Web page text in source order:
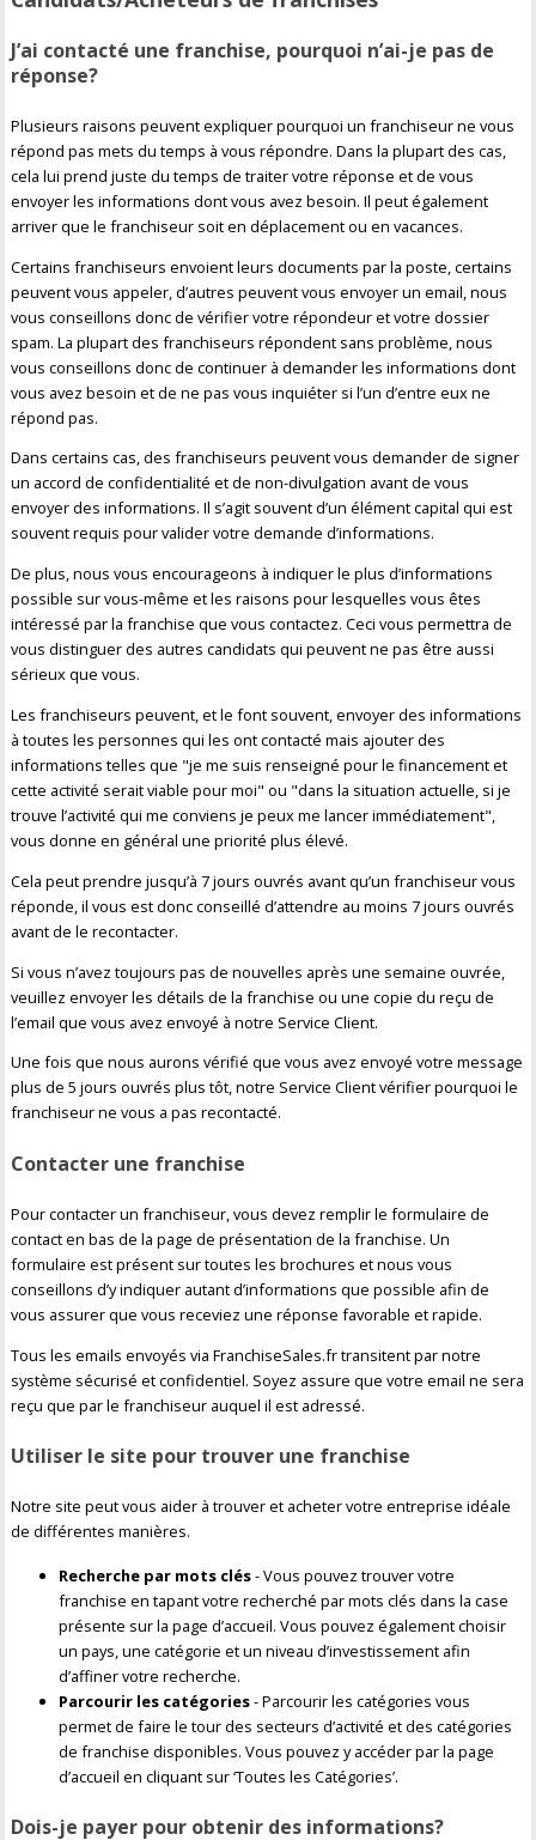
J’ai contacté une franchise, pourquoi n’ai-je pas de
réponse?
Plusieurs raisons peuvent expliquer pourquoi un franchiseur ne vous
répond pas mets du temps à vous répondre. Dans la plupart des cas,
cela lui prend juste du temps de traiter votre réponse et de vous
envoyer les informations dont vous avez besoin. Il peut également
arriver que le franchiseur soit en déplacement ou en vacances.
Certains franchiseurs envoient leurs documents par la poste, certains
peuvent vous appeler, d’autres peuvent vous envoyer un email, nous
vous conseillons donc de vérifier votre répondeur et votre dossier
spam. La plupart des franchiseurs répondent sans problème, nous
vous conseillons donc de continuer à demander les informations dont
vous avez besoin et de ne pas vous inquiéter si l’un d’entre eux ne
répond pas.
Dans certains cas, des franchiseurs peuvent vous demander de signer
un accord de confidentialité et de non-divulgation avant de vous
envoyer des informations. Il s’agit souvent d’un élément capital qui est
souvent requis pour valider votre demande d’informations.
De plus, nous vous encourageons à indiquer le plus d’informations
possible sur vous-même et les raisons pour lesquelles vous êtes
intéressé par la franchise que vous contactez. Ceci vous permettra de
vous distinguer des autres candidats qui peuvent ne pas être aussi
sérieux que vous.
Les franchiseurs peuvent, et le font souvent, envoyer des informations
à toutes les personnes qui les ont contacté mais ajouter des
informations telles que "je me suis renseigné pour le financement et
cette activité serait viable pour moi" ou "dans la situation actuelle, si je
trouve l’activité qui me conviens je peux me lancer immédiatement",
vous donne en général une priorité plus élevé.
Cela peut prendre jusqu’à 7 jours ouvrés avant qu’un franchiseur vous
réponde, il vous est donc conseillé d’attendre au moins 7 jours ouvrés
avant de le recontacter.
Si vous n’avez toujours pas de nouvelles après une semaine ouvrée,
veuillez envoyer les détails de la franchise ou une copie du reçu de
l’email que vous avez envoyé à notre Service Client.
Une fois que nous aurons vérifié que vous avez envoyé votre message
plus de 5 jours ouvrés plus tôt, notre Service Client vérifier pourquoi le
franchiseur ne vous a pas recontacté.
Contacter une franchise
Pour contacter un franchiseur, vous devez remplir le formulaire de
contact en bas de la page de présentation de la franchise. Un
formulaire est présent sur toutes les brochures et nous vous
conseillons d’y indiquer autant d’informations que possible afin de
vous assurer que vous receviez une réponse favorable et rapide.
Tous les emails envoyés via FranchiseSales.fr transitent par notre
système sécurisé et confidentiel. Soyez assure que votre email ne sera
reçu que par le franchiseur auquel il est adressé.
Utiliser le site pour trouver une franchise
Notre site peut vous aider à trouver et acheter votre entreprise idéale
de différentes manières.
Recherche par mots clés- Vous pouvez trouver votre
franchise en tapant votre recherché par mots clés dans la case
présente sur la page d’accueil. Vous pouvez également choisir
un pays, une catégorie et un niveau d’investissement afin
d’affiner votre recherche.
Parcourir les catégories- Parcourir les catégories vous
permet de faire le tour des secteurs d’activité et des catégories
de franchise disponibles. Vous pouvez y accéder par la page
d’accueil en cliquant sur ‘Toutes les Catégories’.
Dois-je payer pour obtenir des informations?